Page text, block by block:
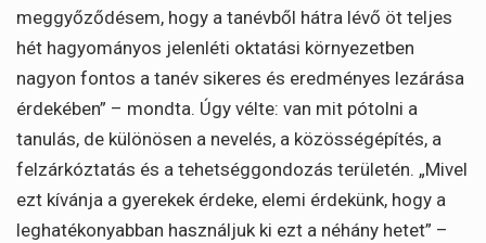
meggyőződésem, hogy a tanévből hátra lévő öt teljes
hét hagyományos jelenléti oktatási környezetben
nagyon fontos a tanév sikeres és eredményes lezárása
érdekében” – mondta. Úgy vélte: van mit pótolni a
tanulás, de különösen a nevelés, a közösségépítés, a
felzárkóztatás és a tehetséggondozás területén. „Mivel
ezt kívánja a gyerekek érdeke, elemi érdekünk, hogy a
leghatékonyabban használjuk ki ezt a néhány hetet” –